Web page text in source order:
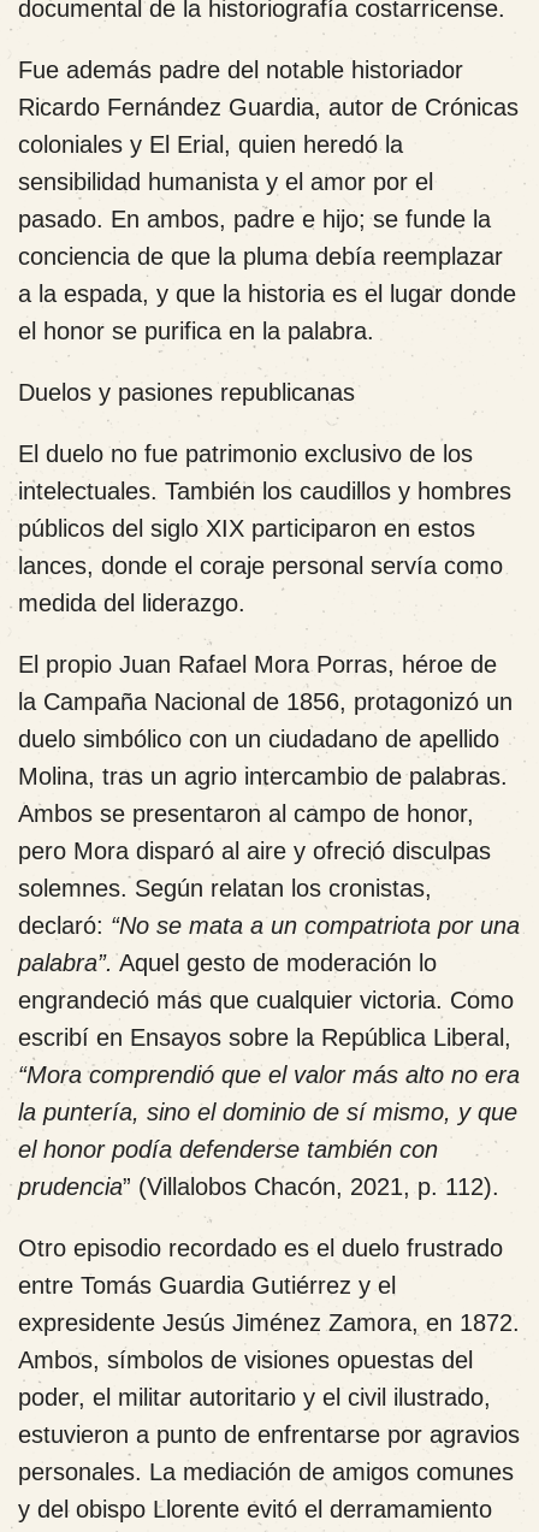
documental de la historiografía costarricense.
Fue además padre del notable historiador
Ricardo Fernández Guardia, autor de Crónicas
coloniales y El Erial, quien heredó la
sensibilidad humanista y el amor por el
pasado. En ambos, padre e hijo; se funde la
conciencia de que la pluma debía reemplazar
a la espada, y que la historia es el lugar donde
el honor se purifica en la palabra.
Duelos y pasiones republicanas
El duelo no fue patrimonio exclusivo de los
intelectuales. También los caudillos y hombres
públicos del siglo XIX participaron en estos
lances, donde el coraje personal servía como
medida del liderazgo.
El propio Juan Rafael Mora Porras, héroe de
la Campaña Nacional de 1856, protagonizó un
duelo simbólico con un ciudadano de apellido
Molina, tras un agrio intercambio de palabras.
Ambos se presentaron al campo de honor,
pero Mora disparó al aire y ofreció disculpas
solemnes. Según relatan los cronistas,
declaró: “No se mata a un compatriota por una
palabra”. Aquel gesto de moderación lo
engrandeció más que cualquier victoria. Como
escribí en Ensayos sobre la República Liberal,
“Mora comprendió que el valor más alto no era
la puntería, sino el dominio de sí mismo, y que
el honor podía defenderse también con
prudencia” (Villalobos Chacón, 2021, p. 112).
Otro episodio recordado es el duelo frustrado
entre Tomás Guardia Gutiérrez y el
expresidente Jesús Jiménez Zamora, en 1872.
Ambos, símbolos de visiones opuestas del
poder, el militar autoritario y el civil ilustrado,
estuvieron a punto de enfrentarse por agravios
personales. La mediación de amigos comunes
y del obispo Llorente evitó el derramamiento